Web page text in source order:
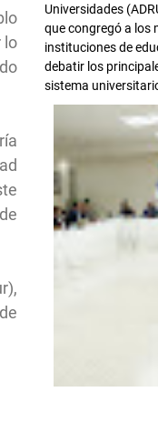
lo
Universidades
que congregó a los
instituciones de
debatir los
sistema